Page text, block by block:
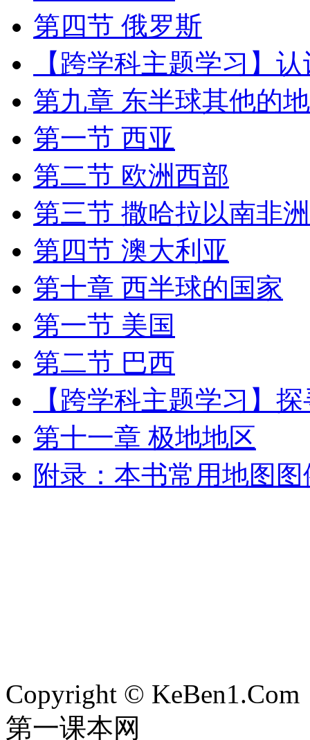
第四节 俄罗斯
【跨学科主题学习】
第九章 东半球其他的
第一节 西亚
第二节 欧洲西部
第三节 撒哈拉以南非洲
第四节 澳大利亚
第十章 西半球的国家
第一节 美国
第二节 巴西
【跨学科主题学习】
第十一章 极地地区
附录：本书常用地图图
Copyright © KeBen1.Com
第一课本网